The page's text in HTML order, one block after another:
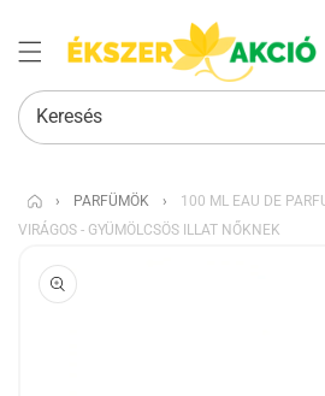
Keresés
› PARFÜMÖK ›
100 ML EAU DE
VIRÁGOS - GYÜMÖLCSÖS ILLAT NŐKNEK
UGRÁS A
TERMÉKADATOKRA